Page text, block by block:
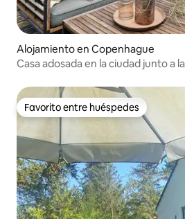
Alojamiento en Copenhague
Casa adosada en la ciudad junto a
Favorito entre huéspedes
Favorito entre huéspedes